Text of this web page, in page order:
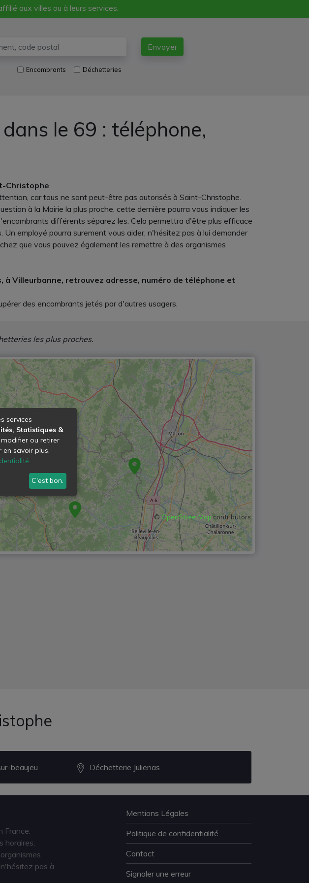
aux villes ou à leurs services.
Envoyer
Encombrants Déchetteries
le 69 : téléphone,
Christophe
car tous ne sont peut-être pas autorisés à Saint-Christophe.
à la Mairie la plus proche, cette dernière pourra vous indiquer les
différents séparez les. Cela permettra d'être plus efficace
employé pourra surement vous aider, n'hésitez pas à lui demander
que vous pouvez également les remettre à des organismes
Villeurbanne, retrouvez adresse, numéro de téléphone et
des encombrants jetés par d'autres usagers.
les plus proches.
©OpenStreetMapcontributors
beaujeu Déchetterie Julienas
France.
horaires,
pas à
Mentions Légales
Politique de confidentialité
Contact
Signaler une erreur
services
Statistiques &
ou retirer
savoir plus,
.
C'est bon.